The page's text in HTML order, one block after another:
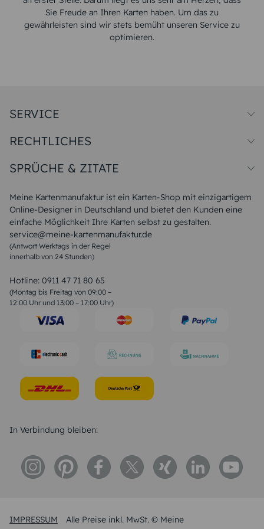
Sie Freude an Ihren Karten haben. Um das zu
gewährleisten sind wir stets bemüht unseren Service zu
optimieren.
Meine Kartenmanufaktur ist ein Karten-Shop mit einzigartigem
Online-Designer in Deutschland und bietet den Kunden eine
einfache Möglichkeit Ihre Karten selbst zu gestalten.
service@meine-kartenmanufaktur.de
(Antwort Werktags in der Regel
innerhalb von 24 Stunden)
Hotline: 0911 47 71 80 65
(Montag bis Freitag von 09:00 –
12:00 Uhr und 13:00 – 17:00 Uhr)
SERVICE
Papiersorten
Unsere Produktion
Magazin
FAQ
RECHTLICHES
Widerrufsbelehrung
SPRÜCHE & ZITATE
Liebeskummer Sprüche
Sommer Sprüche
Muttertagssprüche
Sprüche zur Hochzeit
Sprüche zur Konfirmation & Kommunion
Weihnachtsgedichte
Liebessprüche
Geburtstagssprüche
Trauersprüche
Konfirmation Glückwünsche
IMPRESSUM
Alle Preise inkl. MwSt. © Meine
In Verbindung bleiben: